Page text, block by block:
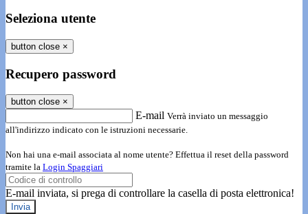
Seleziona utente
button close ×
Recupero password
button close ×
E-mail Verrà inviato un messaggio
all'indirizzo indicato con le istruzioni necessarie.
Non hai una e-mail associata al nome utente? Effettua il reset della password
tramite la Login Spaggiari
E-mail inviata, si prega di controllare la casella di posta elettronica!